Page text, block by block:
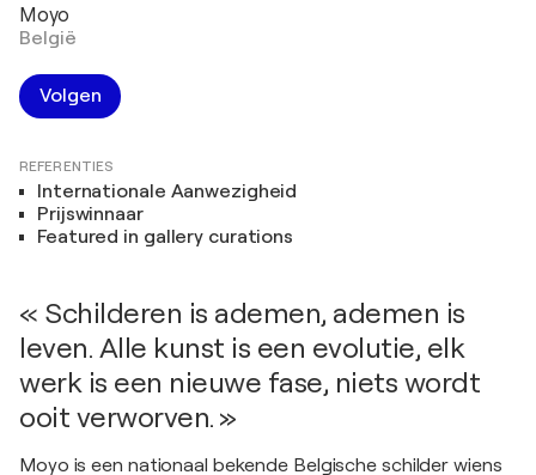
Moyo
België
Volgen
REFERENTIES
Internationale Aanwezigheid
Prijswinnaar
Featured in gallery curations
« Schilderen is ademen, ademen is
leven. Alle kunst is een evolutie, elk
werk is een nieuwe fase, niets wordt
ooit verworven. »
Moyo is een nationaal bekende Belgische schilder wiens